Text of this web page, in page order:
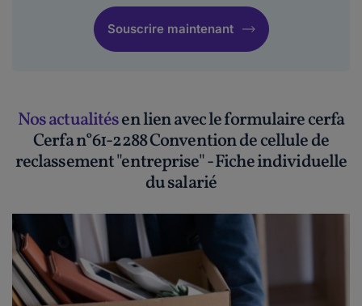
Souscrire maintenant
Nos actualitésen lien avec le formulaire cerfa
Cerfa n°61-2288 Convention de cellule de
reclassement "entreprise" - Fiche individuelle
du salarié